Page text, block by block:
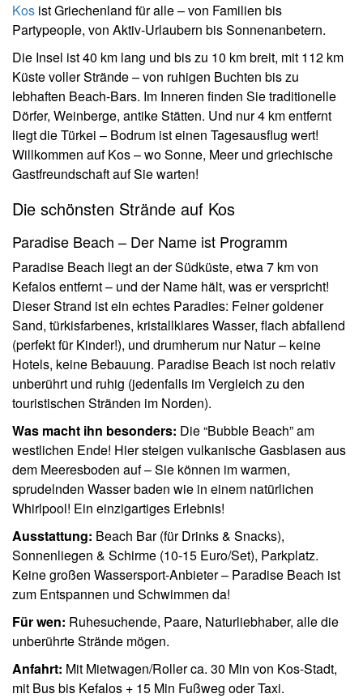
Kos ist Griechenland für alle – von Familien bis
Partypeople, von Aktiv-Urlaubern bis Sonnenanbetern.
Die Insel ist 40 km lang und bis zu 10 km breit, mit 112 km
Küste voller Strände – von ruhigen Buchten bis zu
lebhaften Beach-Bars. Im Inneren finden Sie traditionelle
Dörfer, Weinberge, antike Stätten. Und nur 4 km entfernt
liegt die Türkei – Bodrum ist einen Tagesausflug wert!
Willkommen auf Kos – wo Sonne, Meer und griechische
Gastfreundschaft auf Sie warten!
Die schönsten Strände auf Kos
Paradise Beach – Der Name ist Programm
Paradise Beach liegt an der Südküste, etwa 7 km von
Kefalos entfernt – und der Name hält, was er verspricht!
Dieser Strand ist ein echtes Paradies: Feiner goldener
Sand, türkisfarbenes, kristallklares Wasser, flach abfallend
(perfekt für Kinder!), und drumherum nur Natur – keine
Hotels, keine Bebauung. Paradise Beach ist noch relativ
unberührt und ruhig (jedenfalls im Vergleich zu den
touristischen Stränden im Norden).
Was macht ihn besonders: Die “Bubble Beach” am
westlichen Ende! Hier steigen vulkanische Gasblasen aus
dem Meeresboden auf – Sie können im warmen,
sprudelnden Wasser baden wie in einem natürlichen
Whirlpool! Ein einzigartiges Erlebnis!
Ausstattung: Beach Bar (für Drinks & Snacks),
Sonnenliegen & Schirme (10-15 Euro/Set), Parkplatz.
Keine großen Wassersport-Anbieter – Paradise Beach ist
zum Entspannen und Schwimmen da!
Für wen: Ruhesuchende, Paare, Naturliebhaber, alle die
unberührte Strände mögen.
Anfahrt: Mit Mietwagen/Roller ca. 30 Min von Kos-Stadt,
mit Bus bis Kefalos + 15 Min Fußweg oder Taxi.